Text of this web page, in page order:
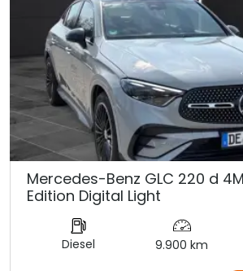
Mercedes-Benz GLC 220 d
Edition Digital Light
Diesel 9.900 km